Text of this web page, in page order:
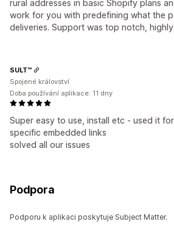
rural addresses in basic Shopify plans
work for you with predefining what the
deliveries. Support was top notch,
Super easy to use, install etc - used it
specific embedded links
solved all our issues
SULT™
Spojené království
Doba používání aplikace: 11 dny
Podpora
Podporu k aplikaci poskytuje Subject Matter.